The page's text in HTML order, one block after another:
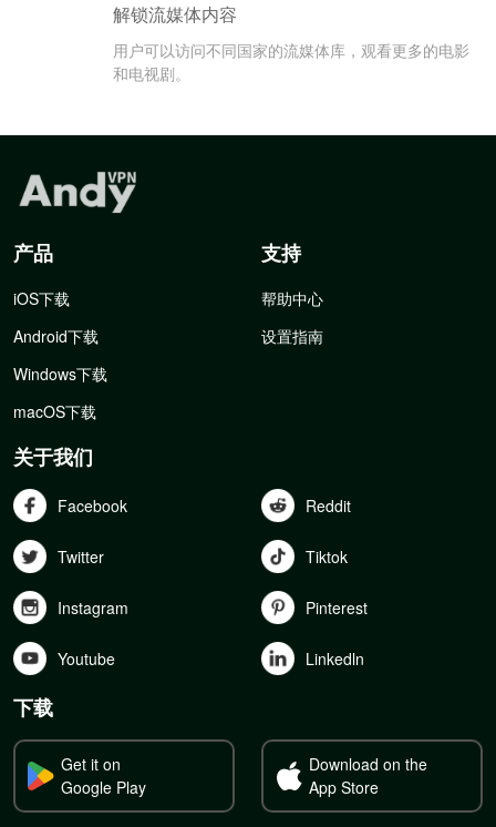
解锁流媒体内容
用户可以访问不同国家的流媒体库，观看更多的电影
和电视剧。
产品
iOS下载
Android下载
Windows下载
macOS下载
支持
帮助中心
设置指南
关于我们
Facebook Reddit
Twitter Tiktok
Instagram Pinterest
Youtube Linkedln
下载
Get it on
Google Play
Download on the
App Store